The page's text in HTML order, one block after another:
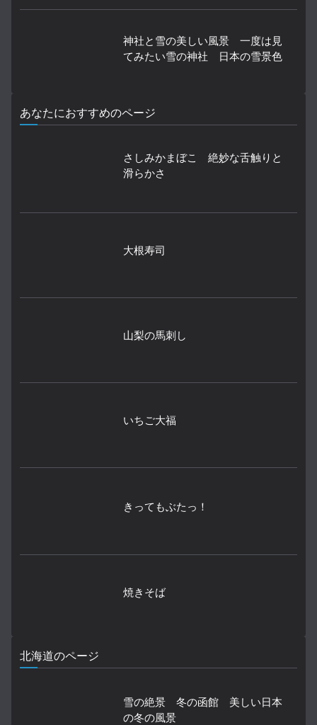
神社と雪の美しい風景 一度は見
てみたい雪の神社 日本の雪景色
あなたにおすすめのページ
さしみかまぼこ 絶妙な舌触りと
滑らかさ
大根寿司
山梨の馬刺し
いちご大福
きってもぶたっ！
焼きそば
北海道のページ
雪の絶景 冬の函館 美しい日本
の冬の風景